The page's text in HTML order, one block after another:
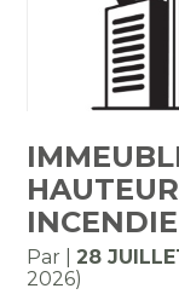
Par |28
2026)